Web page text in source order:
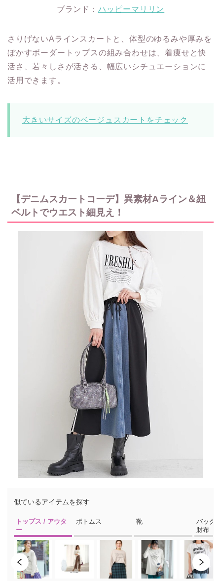
ブランド： ハッピーマリリン
さりげないAラインスカートと、体型のゆるみや厚みを
ぼかすボーダートップスの組み合わせは、着痩せと快
活さ、若々しさが活きる、幅広いシチュエーションに
活用できます。
大きいサイズのベージュスカートをチェック
【デニムスカートコーデ】異素材Aライン＆紐
ベルトでウエスト細見え！